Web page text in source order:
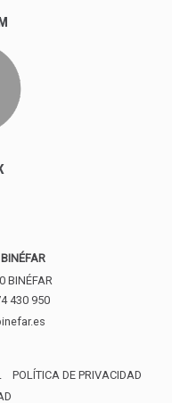
BINÉFAR
430 950
POLÍTICA DE PRIVACIDAD